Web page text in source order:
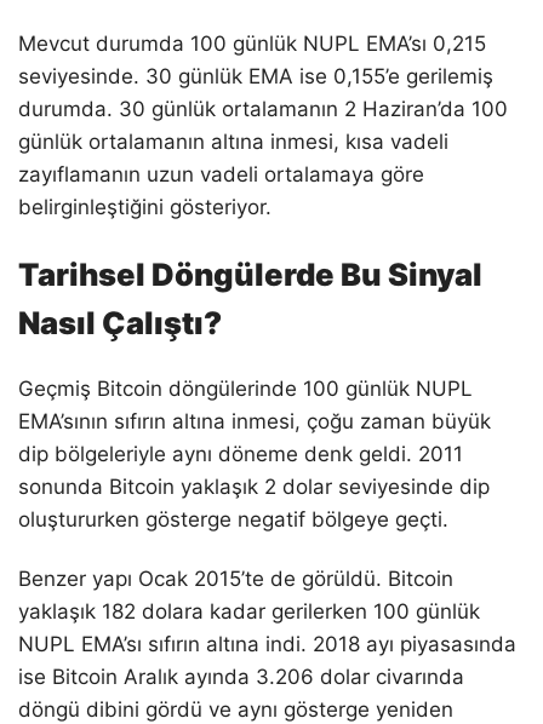
Mevcut durumda 100 günlük NUPL EMA’sı 0,215
seviyesinde. 30 günlük EMA ise 0,155’e gerilemiş
durumda. 30 günlük ortalamanın 2 Haziran’da 100
günlük ortalamanın altına inmesi, kısa vadeli
zayıflamanın uzun vadeli ortalamaya göre
belirginleştiğini gösteriyor.
Tarihsel Döngülerde Bu Sinyal
Nasıl Çalıştı?
Geçmiş Bitcoin döngülerinde 100 günlük NUPL
EMA’sının sıfırın altına inmesi, çoğu zaman büyük
dip bölgeleriyle aynı döneme denk geldi. 2011
sonunda Bitcoin yaklaşık 2 dolar seviyesinde dip
oluştururken gösterge negatif bölgeye geçti.
Benzer yapı Ocak 2015’te de görüldü. Bitcoin
yaklaşık 182 dolara kadar gerilerken 100 günlük
NUPL EMA’sı sıfırın altına indi. 2018 ayı piyasasında
ise Bitcoin Aralık ayında 3.206 dolar civarında
döngü dibini gördü ve aynı gösterge yeniden